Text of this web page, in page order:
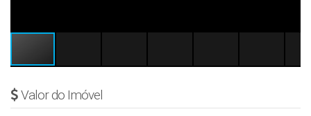
Valor do Imóvel